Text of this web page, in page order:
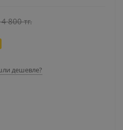
800тг.
дешевле?